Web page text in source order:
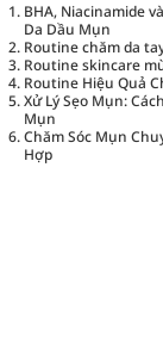
BHA, Niacinamide
Da Dầu Mụn
Routine chăm da
Routine skincare
Routine Hiệu Quả
Xử Lý Sẹo Mụn:
Mụn
Chăm Sóc Mụn
Hợp